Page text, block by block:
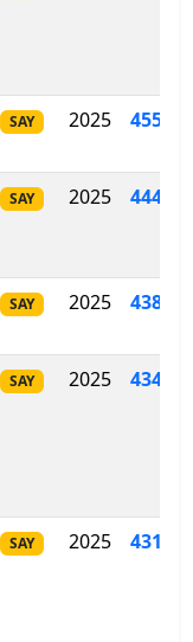
Üniversitesi
SAY 2025 455
SAY 2025 444
SAY 2025 438
SAY 2025
SAY 2025 431